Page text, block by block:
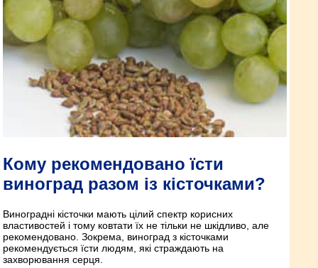
Кому рекомендовано їсти
виноград разом із кісточками?
Виноградні кісточки мають цілий спектр корисних
властивостей і тому ковтати їх не тільки не шкідливо, але
рекомендовано. Зокрема, виноград з кісточками
рекомендується їсти людям, які страждають на
захворювання серця.